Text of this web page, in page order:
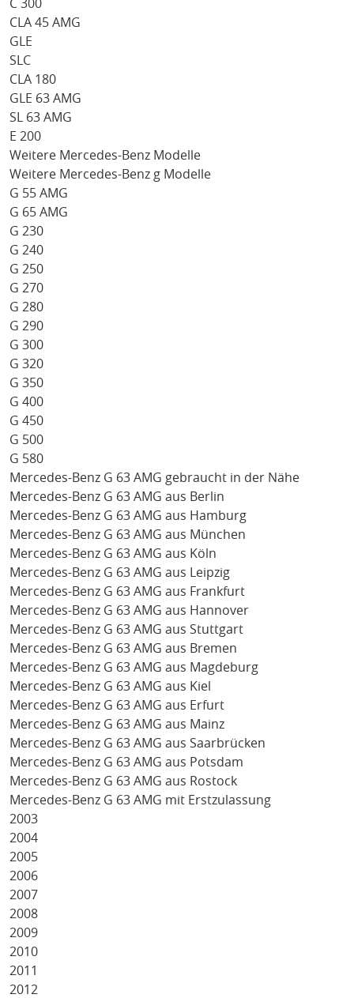
C 300
CLA 45 AMG
GLE
SLC
CLA 180
GLE 63 AMG
SL 63 AMG
E 200
Weitere Mercedes-Benz Modelle
Weitere Mercedes-Benz g Modelle
G 55 AMG
G 65 AMG
G 230
G 240
G 250
G 270
G 280
G 290
G 300
G 320
G 350
G 400
G 450
G 500
G 580
Mercedes-Benz G 63 AMG gebraucht in der Nähe
Mercedes-Benz G 63 AMG aus Berlin
Mercedes-Benz G 63 AMG aus Hamburg
Mercedes-Benz G 63 AMG aus München
Mercedes-Benz G 63 AMG aus Köln
Mercedes-Benz G 63 AMG aus Leipzig
Mercedes-Benz G 63 AMG aus Frankfurt
Mercedes-Benz G 63 AMG aus Hannover
Mercedes-Benz G 63 AMG aus Stuttgart
Mercedes-Benz G 63 AMG aus Bremen
Mercedes-Benz G 63 AMG aus Magdeburg
Mercedes-Benz G 63 AMG aus Kiel
Mercedes-Benz G 63 AMG aus Erfurt
Mercedes-Benz G 63 AMG aus Mainz
Mercedes-Benz G 63 AMG aus Saarbrücken
Mercedes-Benz G 63 AMG aus Potsdam
Mercedes-Benz G 63 AMG aus Rostock
Mercedes-Benz G 63 AMG mit Erstzulassung
2003
2004
2005
2006
2007
2008
2009
2010
2011
2012